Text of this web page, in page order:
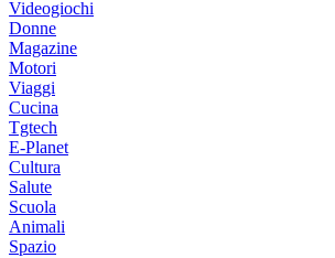
Videogiochi
Donne
Magazine
Motori
Viaggi
Cucina
Tgtech
E-Planet
Cultura
Salute
Scuola
Animali
Spazio